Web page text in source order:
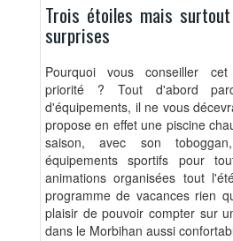
Trois étoiles mais
surprises
Pourquoi vous conseiller
priorité ? Tout d'abord
d'équipements, il ne vous
propose en effet une piscine
saison, avec son
équipements sportifs pour
animations organisées tout
programme de vacances rien
plaisir de pouvoir compter sur
dans le Morbihan aussi